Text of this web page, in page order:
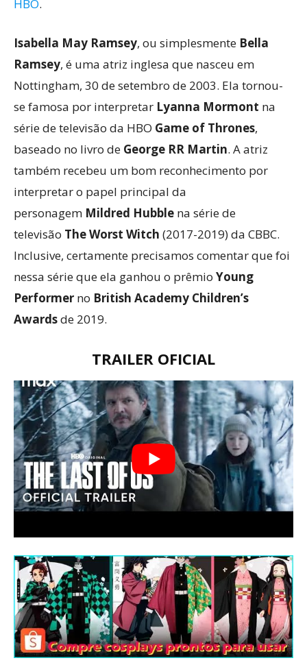
HBO.
Isabella May Ramsey, ou simplesmente Bella
Ramsey, é uma atriz inglesa que nasceu em
Nottingham, 30 de setembro de 2003. Ela tornou-
se famosa por interpretar Lyanna Mormont na
série de televisão da HBO Game of Thrones,
baseado no livro de George RR Martin. A atriz
também recebeu um bom reconhecimento por
interpretar o papel principal da
personagem Mildred Hubble na série de
televisão The Worst Witch (2017-2019) da CBBC.
Inclusive, certamente precisamos comentar que foi
nessa série que ela ganhou o prêmio Young
Performer no British Academy Children’s
Awardsde 2019.
TRAILER OFICIAL